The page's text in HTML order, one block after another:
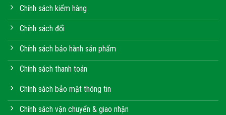
Chính sách kiểm hàng
Chính sách đổi
Chính sách bảo hành sản phẩm
Chính sách thanh toán
Chính sách bảo mật thông tin
Chính sách vận chuyển & giao nhận